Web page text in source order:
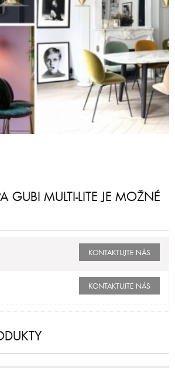
GUBI MULTI-LITE JE MOŽNÉ
KONTAKTUJTE NÁS
KONTAKTUJTE NÁS